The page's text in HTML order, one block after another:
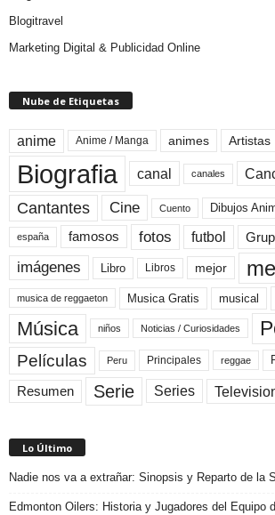
Blogitravel
Marketing Digital & Publicidad Online
Nube de Etiquetas
anime Anime / Manga animes Artistas
Biografia canal canales
Cantantes Cine Cuento Dibujos
españa famosos fotos futbol
imágenes Libro Libros mejor
musica de reggaeton Musica Gratis musical
Música niños Noticias / Curiosidades
Películas Peru Principales reggae
Resumen Serie Series
Lo Último
Nadie nos va a extrañar: Sinopsis y Reparto de la
Edmonton Oilers: Historia y Jugadores del Equipo